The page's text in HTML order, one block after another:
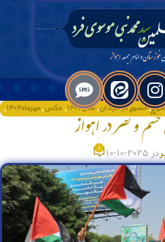
,حضور در میدان,سال۱۴۰۴ , عکس, مهرماه۱۴۰۴
,
ویژه
و نصر در اهواز در 2025-10-10 0